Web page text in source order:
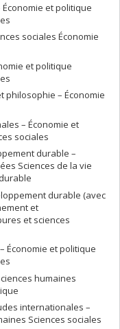
et politique
sociales Économie
et politique
philosophie – Économie
– Économie et
sociales
durable –
Sciences de la vie
durable (avec
et
et sciences
Économie et politique
humaines
internationales –
Sciences sociales